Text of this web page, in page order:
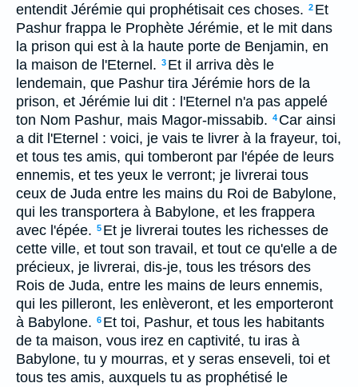
entendit Jérémie qui prophétisait ces choses. 2 Et
Pashur frappa le Prophète Jérémie, et le mit dans
la prison qui est à la haute porte de Benjamin, en
la maison de l'Eternel. 3 Et il arriva dès le
lendemain, que Pashur tira Jérémie hors de la
prison, et Jérémie lui dit : l'Eternel n'a pas appelé
ton Nom Pashur, mais Magor-missabib. 4 Car ainsi
a dit l'Eternel : voici, je vais te livrer à la frayeur, toi,
et tous tes amis, qui tomberont par l'épée de leurs
ennemis, et tes yeux le verront; je livrerai tous
ceux de Juda entre les mains du Roi de Babylone,
qui les transportera à Babylone, et les frappera
avec l'épée. 5 Et je livrerai toutes les richesses de
cette ville, et tout son travail, et tout ce qu'elle a de
précieux, je livrerai, dis-je, tous les trésors des
Rois de Juda, entre les mains de leurs ennemis,
qui les pilleront, les enlèveront, et les emporteront
à Babylone. 6 Et toi, Pashur, et tous les habitants
de ta maison, vous irez en captivité, tu iras à
Babylone, tu y mourras, et y seras enseveli, toi et
tous tes amis, auxquels tu as prophétisé le